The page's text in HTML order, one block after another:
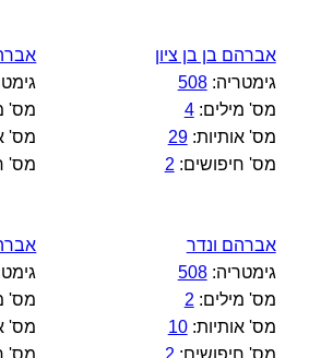
אברהם בן בן ציון
גימטריה:508
מס' מילים:4
מס' אותיות:29
מס' חיפושים: 2
מס'
מס'
מס'
אברהם ונדר
גימטריה:508
מס' מילים: 2
מס' אותיות:10
מס' חיפושים: 2
מס'
מס'
מס'